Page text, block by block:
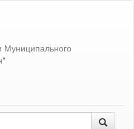
Муниципального